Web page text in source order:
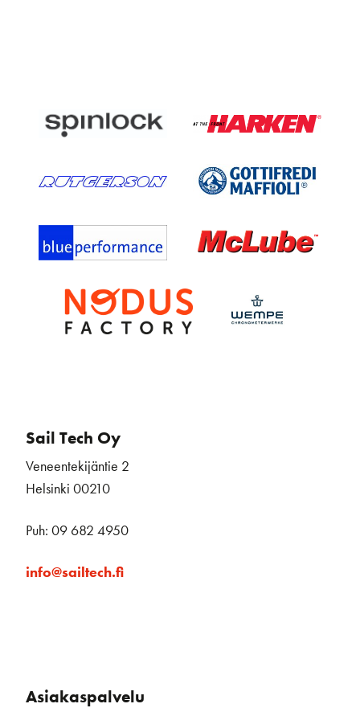
Sail Tech Oy
Veneentekijäntie 2
Helsinki 00210
Puh: 09 682 4950
info@sailtech.fi
Asiakaspalvelu